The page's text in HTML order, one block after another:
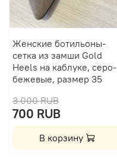
Женские ботильоны-
сетка из замши Gold
Heels на каблуке, серо-
бежевые, размер 35
3 000 RUB
700 RUB
В корзину